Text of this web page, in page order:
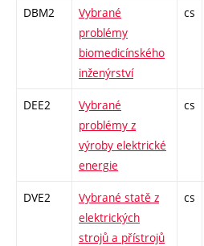
DBM2
Vybrané
problémy
biomedicínského
inženýrství
cs
DEE2
Vybrané
problémy z
výroby elektrické
energie
cs
DVE2
Vybrané statě z
elektrických
strojů a přístrojů
cs